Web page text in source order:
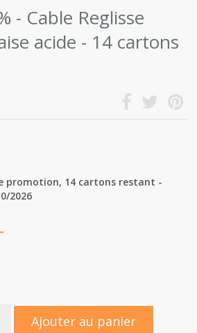
- Cable Reglisse
acide - 14 cartons
promotion, 14 cartons restant -
2026
Ajouter au panier